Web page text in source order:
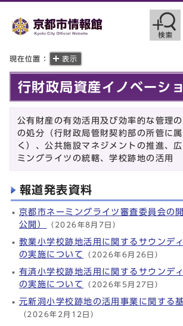
現在位置： 表示
行財政局資産イノベーシ
公有財産の有効活用及び効率的な管理
の処分（行財政局管財契約部の所管に
く）、公共施設マネジメントの推進、
ミングライツの統轄、学校跡地の活用
報道発表資料
京都市ネーミングライツ審査委員会の
公開）
（2026年8月7日）
教業小学校跡地活用に関するサウンデ
の実施について
（2026年6月26日）
有済小学校跡地活用に関するサウンデ
の実施について
（2026年5月27日）
元新洞小学校跡地の活用事業に関する
（2026年2月12日）